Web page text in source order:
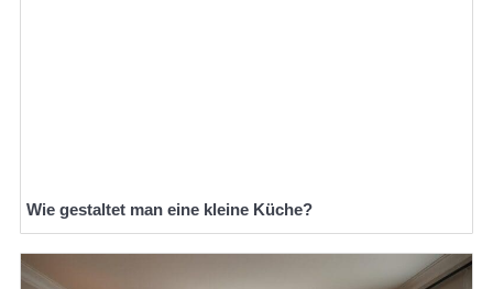
Wie gestaltet man eine kleine Küche?